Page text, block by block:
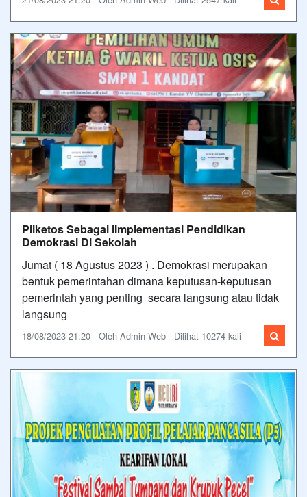
Pilketos Sebagai iImplementasi Pendidikan
Demokrasi Di Sekolah
Jumat ( 18 Agustus 2023 ) . Demokrasi merupakan
bentuk pemerintahan dimana keputusan-keputusan
pemerintah yang penting secara langsung atau tidak
langsung
18/08/2023 21:20 - Oleh Admin Web - Dilihat 10274 kali